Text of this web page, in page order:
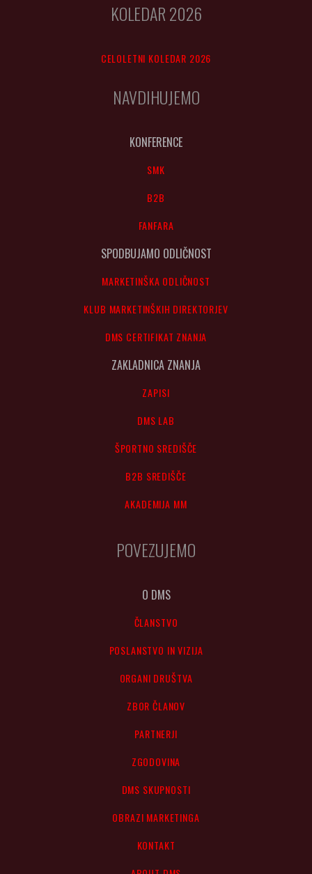
KOLEDAR 2026
CELOLETNI KOLEDAR 2026
NAVDIHUJEMO
KONFERENCE
SMK
B2B
FANFARA
SPODBUJAMO ODLIČNOST
MARKETINŠKA ODLIČNOST
KLUB MARKETINŠKIH DIREKTORJEV
DMS CERTIFIKAT ZNANJA
ZAKLADNICA ZNANJA
ZAPISI
DMS LAB
ŠPORTNO SREDIŠČE
B2B SREDIŠČE
AKADEMIJA MM
POVEZUJEMO
O DMS
ČLANSTVO
POSLANSTVO IN VIZIJA
ORGANI DRUŠTVA
ZBOR ČLANOV
PARTNERJI
ZGODOVINA
DMS SKUPNOSTI
OBRAZI MARKETINGA
KONTAKT